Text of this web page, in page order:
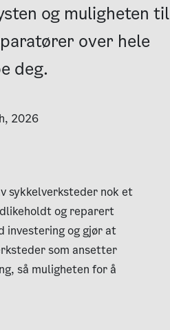
og muligheten til
over hele
deg.
2026
sykkelverksteder nok et
og reparert
investering og gjør at
som ansetter
så muligheten for å